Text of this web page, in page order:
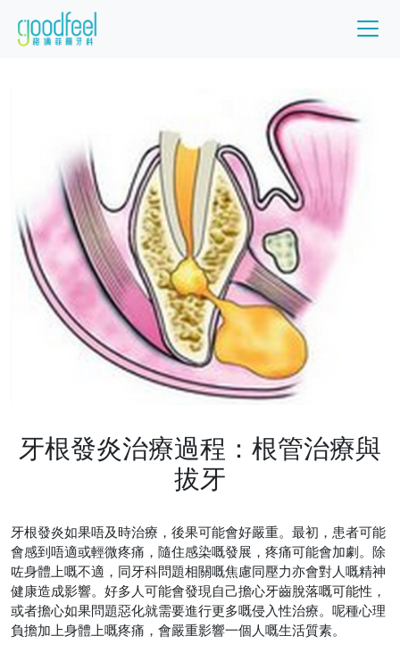
牙根發炎治療過程：根管治療與
拔牙
牙根發炎如果唔及時治療，後果可能會好嚴重。最初，患者可能
會感到唔適或輕微疼痛，隨住感染嘅發展，疼痛可能會加劇。除
咗身體上嘅不適，同牙科問題相關嘅焦慮同壓力亦會對人嘅精神
健康造成影響。好多人可能會發現自己擔心牙齒脫落嘅可能性，
或者擔心如果問題惡化就需要進行更多嘅侵入性治療。呢種心理
負擔加上身體上嘅疼痛，會嚴重影響一個人嘅生活質素。